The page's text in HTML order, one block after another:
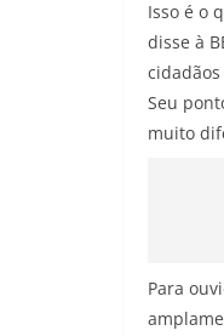
Isso é o
disse à
cidadãos
Seu
muito
Para